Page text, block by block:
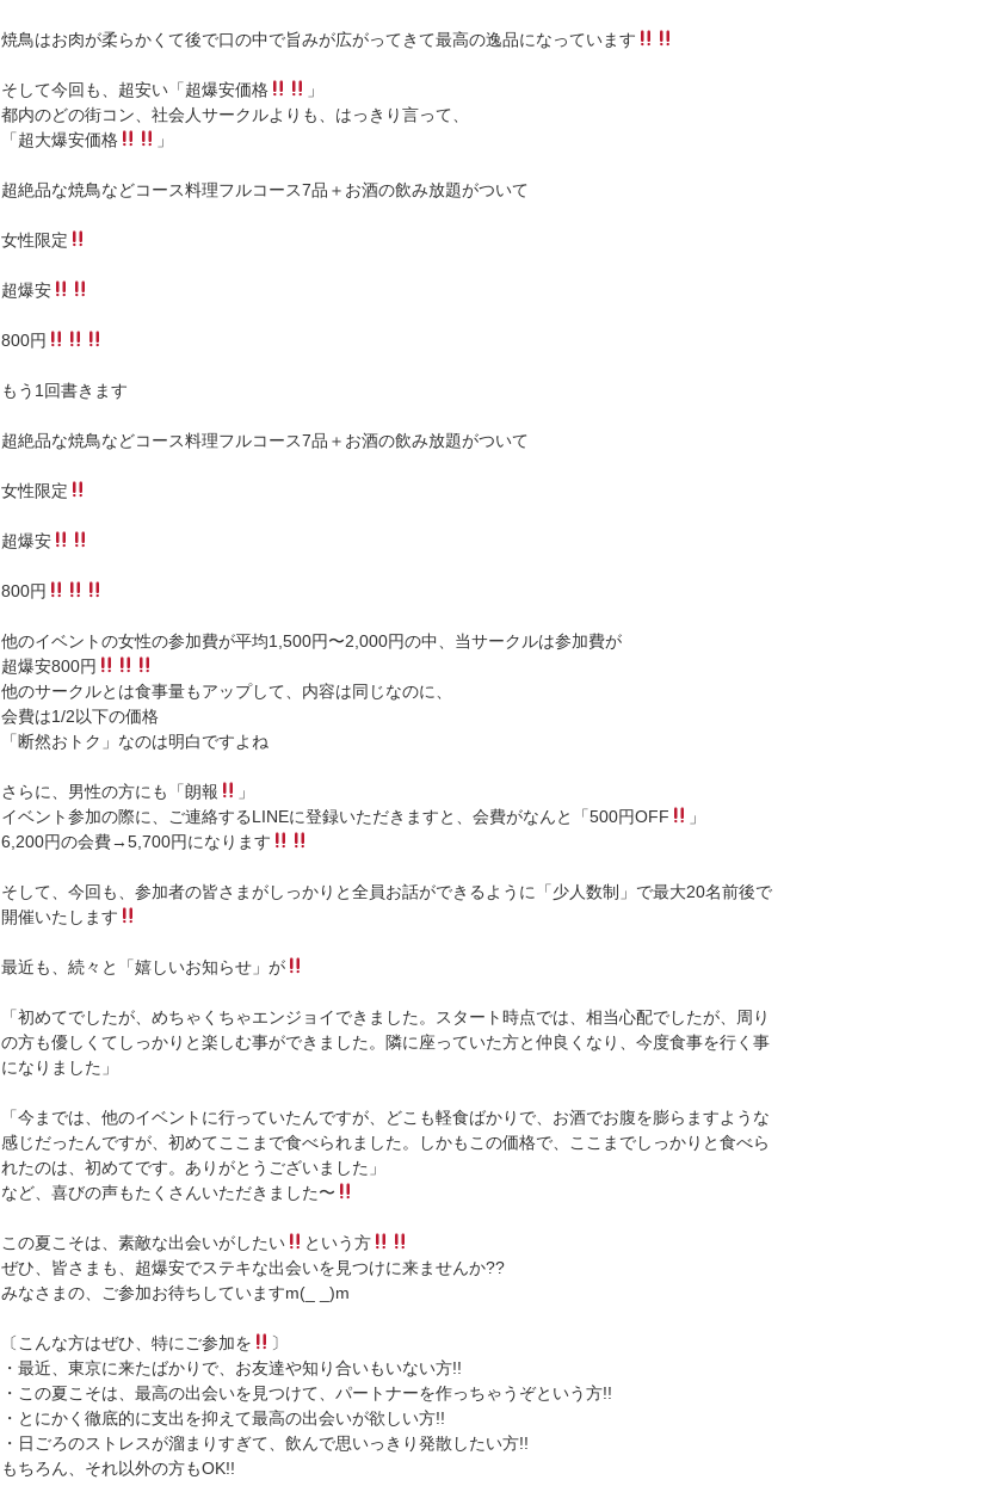
焼鳥はお肉が柔らかくて後で口の中で旨みが広がってきて最高の逸品になっています
そして今回も、超安い「超爆安価格
」
都内のどの街コン、社会人サークルよりも、はっきり言って、
「超大爆安価格
」
超絶品な焼鳥などコース料理フルコース7品＋お酒の飲み放題がついて
女性限定
超爆安
800円
もう1回書きます
超絶品な焼鳥などコース料理フルコース7品＋お酒の飲み放題がついて
女性限定
超爆安
800円
他のイベントの女性の参加費が平均1,500円〜2,000円の中、当サークルは参加費が
超爆安800円
他のサークルとは食事量もアップして、内容は同じなのに、
会費は1/2以下の価格
「断然おトク」なのは明白ですよね
さらに、男性の方にも「朗報
」
イベント参加の際に、ご連絡するLINEに登録いただきますと、会費がなんと「500円OFF
」
6,200円の会費→5,700円になります
そして、今回も、参加者の皆さまがしっかりと全員お話ができるように「少人数制」で最大20名前後で
開催いたします
最近も、続々と「嬉しいお知らせ」が
「初めてでしたが、めちゃくちゃエンジョイできました。スタート時点では、相当心配でしたが、周り
の方も優しくてしっかりと楽しむ事ができました。隣に座っていた方と仲良くなり、今度食事を行く事
になりました」
「今までは、他のイベントに行っていたんですが、どこも軽食ばかりで、お酒でお腹を膨らますような
感じだったんですが、初めてここまで食べられました。しかもこの価格で、ここまでしっかりと食べら
れたのは、初めてです。ありがとうございました」
など、喜びの声もたくさんいただきました〜
この夏こそは、素敵な出会いがしたい
という方
ぜひ、皆さまも、超爆安でステキな出会いを見つけに来ませんか??
みなさまの、ご参加お待ちしていますm(_ _)m
〔こんな方はぜひ、特にご参加を
〕
・最近、東京に来たばかりで、お友達や知り合いもいない方!!
・この夏こそは、最高の出会いを見つけて、パートナーを作っちゃうぞという方!!
・とにかく徹底的に支出を抑えて最高の出会いが欲しい方!!
・日ごろのストレスが溜まりすぎて、飲んで思いっきり発散したい方!!
もちろん、それ以外の方もOK!!